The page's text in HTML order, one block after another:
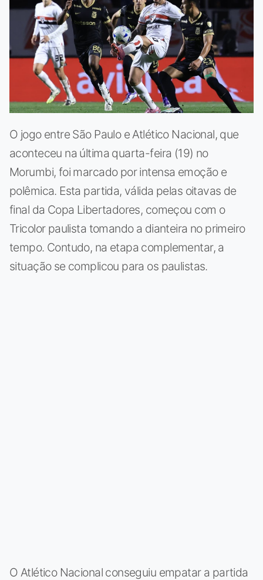
O jogo entre São Paulo e Atlético Nacional, que
aconteceu na última quarta-feira (19) no
Morumbi, foi marcado por intensa emoção e
polêmica. Esta partida, válida pelas oitavas de
final da Copa Libertadores, começou com o
Tricolor paulista tomando a dianteira no primeiro
tempo. Contudo, na etapa complementar, a
situação se complicou para os paulistas.
O Atlético Nacional conseguiu empatar a partida